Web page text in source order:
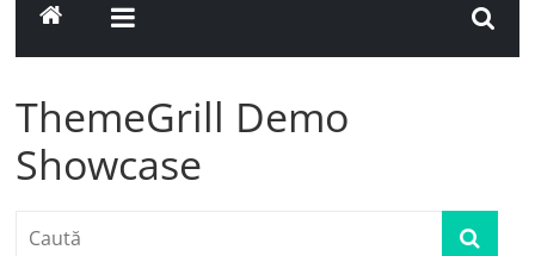
ThemeGrill Demo
Showcase